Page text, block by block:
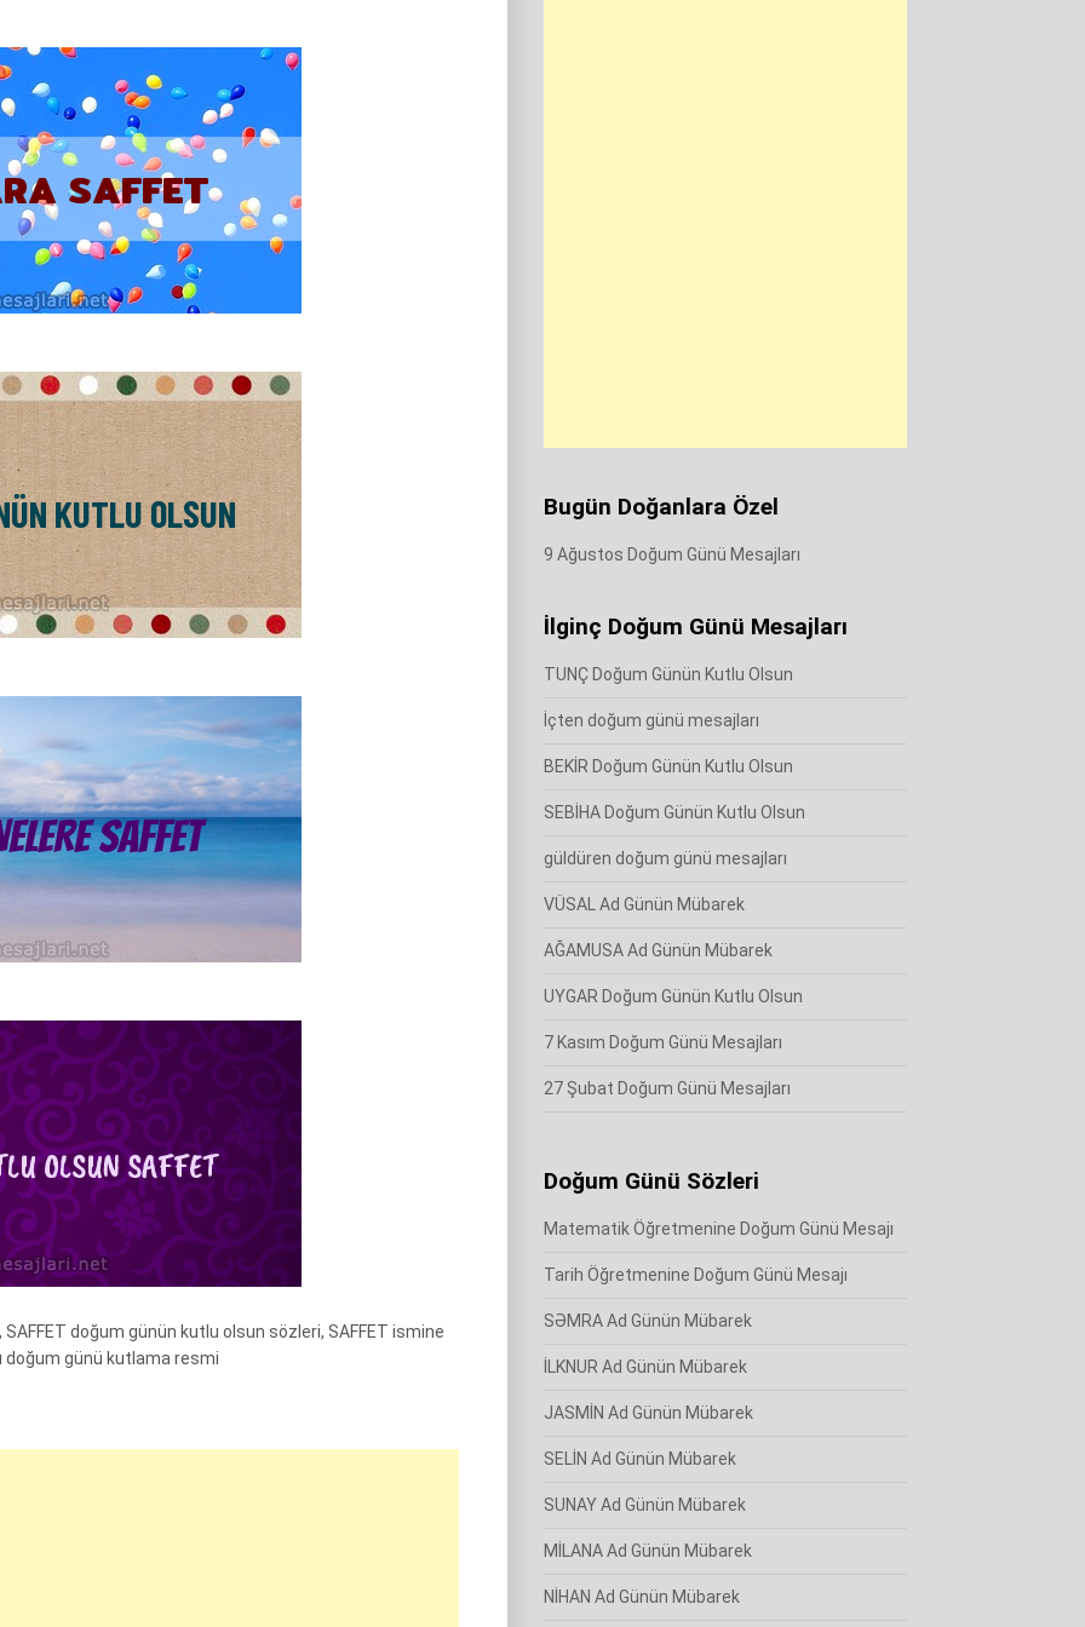
doğum günün kutlu olsun sözleri, SAFFET ismine
doğum günü kutlama resmi
Bugün Doğanlara Özel
9 Ağustos Doğum Günü Mesajları
İlginç Doğum Günü Mesajları
TUNÇ Doğum Günün Kutlu Olsun
İçten doğum günü mesajları
BEKİR Doğum Günün Kutlu Olsun
SEBİHA Doğum Günün Kutlu Olsun
güldüren doğum günü mesajları
VÜSAL Ad Günün Mübarek
AĞAMUSA Ad Günün Mübarek
UYGAR Doğum Günün Kutlu Olsun
7 Kasım Doğum Günü Mesajları
27 Şubat Doğum Günü Mesajları
Doğum Günü Sözleri
Matematik Öğretmenine Doğum Günü Mesajı
Tarih Öğretmenine Doğum Günü Mesajı
SƏMRA Ad Günün Mübarek
İLKNUR Ad Günün Mübarek
JASMİN Ad Günün Mübarek
SELİN Ad Günün Mübarek
SUNAY Ad Günün Mübarek
MİLANA Ad Günün Mübarek
NİHAN Ad Günün Mübarek